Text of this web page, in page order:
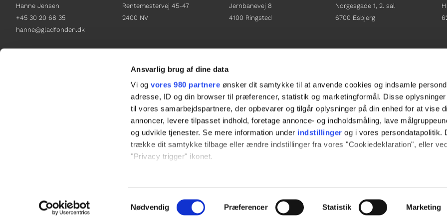
Ansvarlig brug af dine data
Vi ogvores 980 partnere ønsker dit samtykke til at anvende cookies og indsamle
adresse, ID og din browser til præferencer, statistik og marketingformål. Disse
til vores samarbejdspartnere, der opbevarer og tilgår oplysninger på din enhed for at vise
annoncer, levere tilpasset indhold, foretage annonce- og indholdsmåling, lave
og udvikle tjenester. Se mere information under indstillinger og i vores persondatapolitik.
trække dit samtykke tilbage eller ændre indstillinger fra vores "Cookiedeklaration", eller
"Privacy trigger" ikonet.
Vi bruger cookies til at tilpasse vores indhold og annoncer, til at vise dig funktioner til
til at analysere vores trafik. Vi deler også oplysninger om din brug af vores hjemmeside
Samtykkevalg
Nødvendig Præferencer Statistik Marketing
Hanne Jensen
+45 30 20 68 35
hanne@gladfonden.dk
Rentemestervej 45-47
2400 NV
+45 38 12 01 00
Jernbanevej 8
4100 Ringsted
sacha.lw@gladfonden.dk
Norgesgade 1, 2. sal
6700 Esbjerg
sanne.h@gladfonden.dk
   